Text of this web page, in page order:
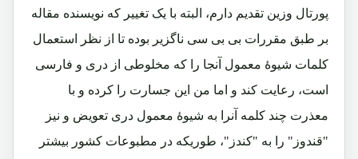
پورتال وزین تقدیم دارم، البته با یک تغییر که نویسنده مقاله
بر طبق مقررات بی بی سی ناگزیر بوده تا از نظر استعمال
کلمات شیوۀ معمول آنجا را که مخلوطی از دری و فارسی
است، رعایت کند و اما من این جسارت را کرده و با
معذرت چند کلمه آنرا به شیوۀ معمول دری تعویض و نیز
"قندوز" را به "کندز"، طوریکه در مطبوعات کشور بیشتر